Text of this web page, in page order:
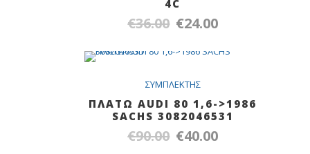
4C
€36.00 Original
€36.00.
€24.00Η
€24.00.
ΣYMΠΛEKTHΣ
ΠΛΑΤΩ ΑUDI 80 1,6->1986
SACHS 3082046531
€90.00 Original
€40.00Η